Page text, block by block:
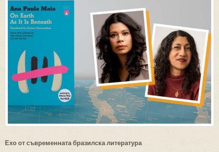
Ехо от съвременната бразилска литература